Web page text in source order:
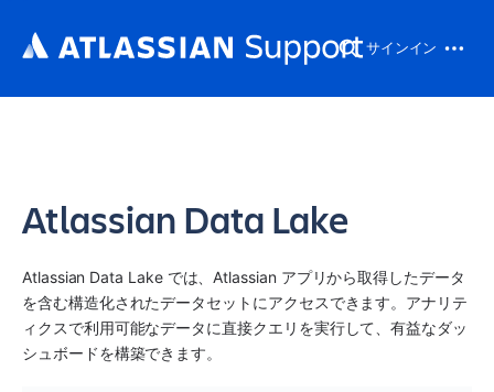
サインイン
Atlassian Data Lake
Atlassian Data Lake では、Atlassian アプリから取得したデータ
を含む構造化されたデータセットにアクセスできます。アナリテ
ィクスで利用可能なデータに直接クエリを実行して、有益なダッ
シュボードを構築できます。